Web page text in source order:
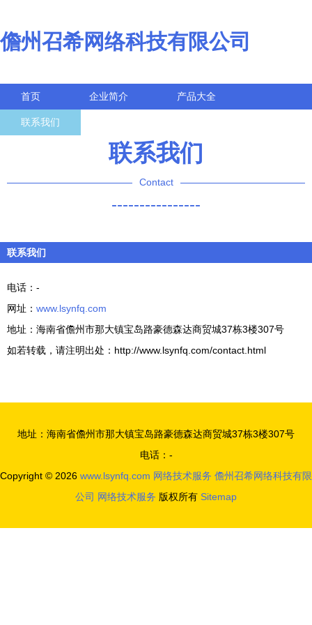
儋州召希网络科技有限公司
首页 企业简介 产品大全
联系我们
联系我们
Contact
----------------
联系我们
电话：-
网址： www.lsynfq.com
地址：海南省儋州市那大镇宝岛路豪德森达商贸城37栋3楼307号
如若转载，请注明出处：http://www.lsynfq.com/contact.html
地址：海南省儋州市那大镇宝岛路豪德森达商贸城37栋3楼307号
电话：-
Copyright © 2026 www.lsynfq.com 网络技术服务 儋州召希网络科技有限
公司 网络技术服务 版权所有 Sitemap